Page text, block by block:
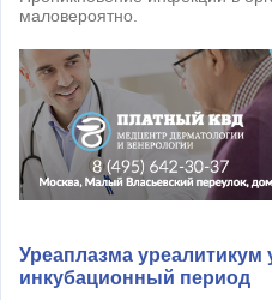
маловероятно.
Уреаплазма уреалитикум
инкубационный период